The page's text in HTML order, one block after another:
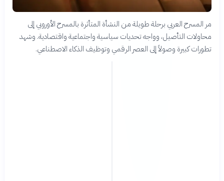
مر المسرح العربي برحلة طويلة من النشأة المتأثرة بالمسرح الأوروبي إلى
محاولات التأصيل، وواجه تحديات سياسية واجتماعية واقتصادية. وشهد
تطورات كبيرة وصولاً إلى العصر الرقمي وتوظيف الذكاء الاصطناعي.